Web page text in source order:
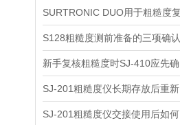
S128粗糙度测前准备的三项确认